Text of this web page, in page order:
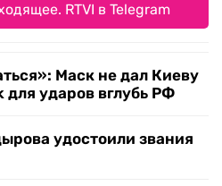
RTVI в Telegram
Маск не дал Киеву
для ударов вглубь РФ
удостоили звания